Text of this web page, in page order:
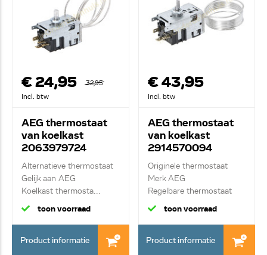
€ 24,95
32,95
Incl. btw
AEG thermostaat
van koelkast
2063979724
Alternatieve thermostaat
Gelijk aan AEG
Koelkast thermosta...
toon voorraad
Product informatie
€ 43,95
Incl. btw
AEG thermostaat
van koelkast
2914570094
Originele thermostaat
Merk AEG
Regelbare thermostaat
DANFO...
toon voorraad
Product informatie